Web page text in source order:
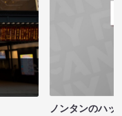
ノンタンのハッ